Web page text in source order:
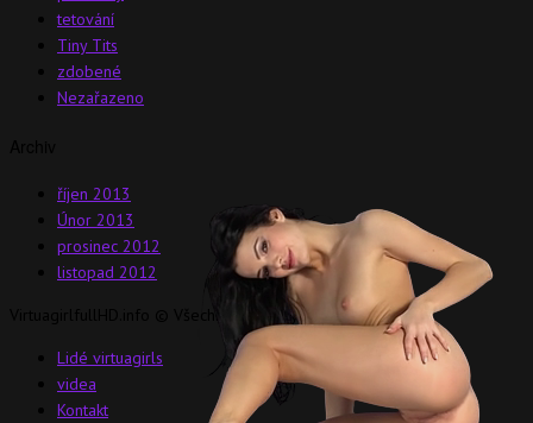
tetování
Tiny Tits
zdobené
Nezařazeno
říjen 2013
Únor 2013
prosinec 2012
listopad 2012
VirtuagirlfullHD.info © Všechna práva vyhrazena.
Lidé virtuagirls
videa
Kontakt